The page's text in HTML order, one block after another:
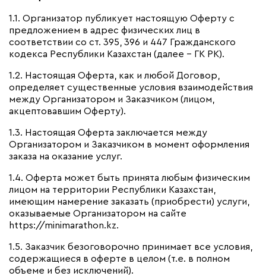
1.1. Организатор публикует настоящую Оферту с
предложением в адрес физических лиц в
соответствии со ст. 395, 396 и 447 Гражданского
кодекса Республики Казахстан (далее – ГК РК).
1.2. Настоящая Оферта, как и любой Договор,
определяет существенные условия взаимодействия
между Организатором и Заказчиком (лицом,
акцептовавшим Оферту).
1.3. Настоящая Оферта заключается между
Организатором и Заказчиком в момент оформления
заказа на оказание услуг.
1.4. Оферта может быть принята любым физическим
лицом на территории Республики Казахстан,
имеющим намерение заказать (приобрести) услуги,
оказываемые Организатором на сайте
https://minimarathon.kz.
1.5. Заказчик безоговорочно принимает все условия,
содержащиеся в оферте в целом (т.е. в полном
объеме и без исключений).